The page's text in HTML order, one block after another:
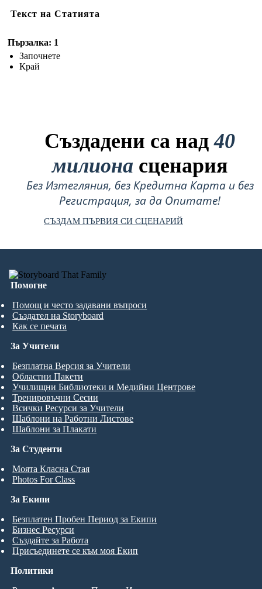
Текст на Статията
Пързалка: 1
Започнете
Край
Създадени са над40
милиона сценария
Без Изтегляния, без Кредитна Карта и без
Регистрация, за да Опитате!
СЪЗДАМ ПЪРВИЯ СИ СЦЕНАРИЙ
Помогне
Помощ и често задавани въпроси
Създател на Storyboard
Как се печата
За Студенти
Моята Класна Стая
Photos For Class
За Учители
Безплатна Версия за Учители
Областни Пакети
Училищни Библиотеки и Медийни Центрове
Тренировъчни Сесии
Всички Ресурси за Учители
Шаблони на Работни Листове
Шаблони за Плакати
За Екипи
Безплатен Пробен Период за Екипи
Бизнес Ресурси
Създайте за Работа
Присъединете се към моя Екип
Политики